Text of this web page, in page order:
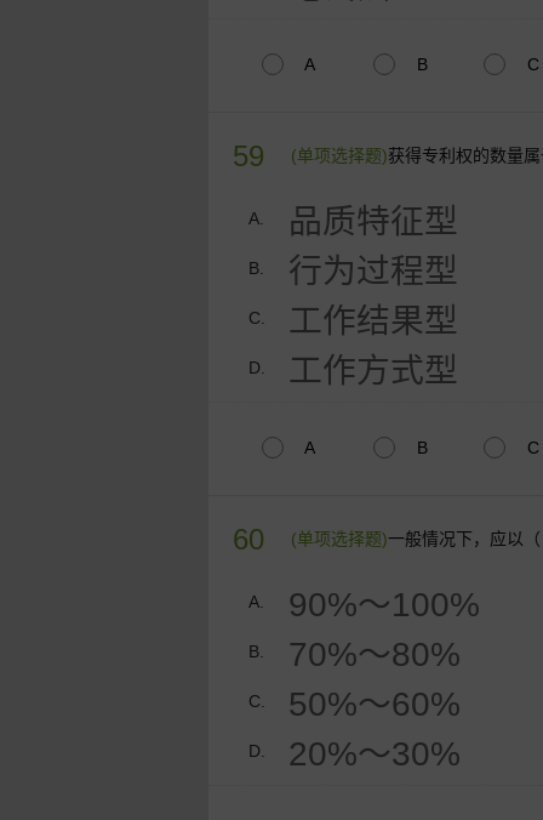
A B C
59 (单项选择题)获得专利权的数量
A. 品质特征型
B. 行为过程型
C. 工作结果型
D. 工作方式型
A B C
60 (单项选择题)一般情况下，应以
A. 90%～100%
B. 70%～80%
C. 50%～60%
D. 20%～30%